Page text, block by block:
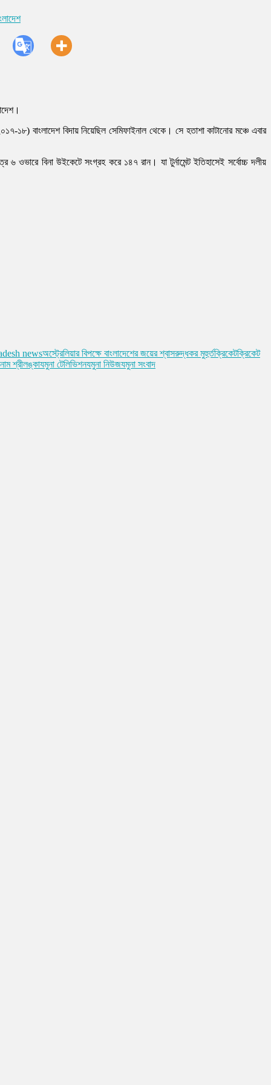
১৮) বাংলাদেশ বিদায় নিয়েছিল সেমিফাইনাল থেকে। সে হতাশা কাটানোর মঞ্চে এবার
৬ ওভারে বিনা উইকেটে সংগ্রহ করে ১৪৭ রান। যা টুর্নামেন্ট ইতিহাসেই সর্বোচ্চ দলীয়
newsঅস্ট্রেলিয়ার বিপক্ষে বাংলাদেশের জয়ের শ্বাসরুদ্ধকর মুহুর্তক্রিকেটক্রিকেট
শ্রীলঙ্কাযমুনা টেলিভিশনযমুনা নিউজযমুনা সংবাদ